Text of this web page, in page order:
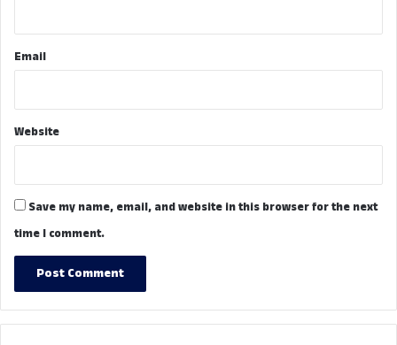
Email
Website
Save my name, email, and website in this browser for the next
time I comment.